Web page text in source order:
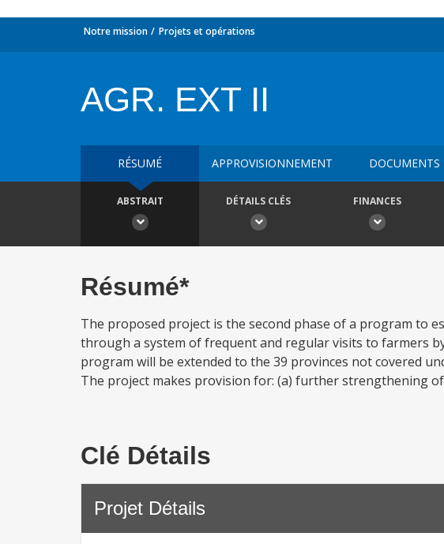
Notre mission Projets et opérations
AGR. EXT II
RÉSUMÉ APPROVISIONNEMENT DOCUMENTS
ABSTRAIT DÉTAILS CLÉS FINANCES
Résumé*
The proposed project is the second phase of a program to
through a system of frequent and regular visits to farmers
program will be extended to the 39 provinces not covered
The project makes provision for: (a) further strengthening
Clé Détails
Projet Détails